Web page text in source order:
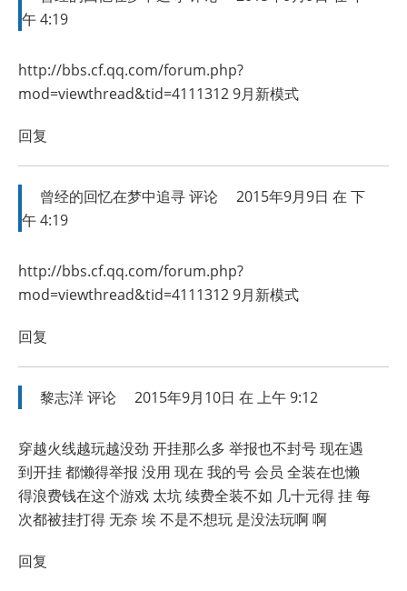
午 4:19
http://bbs.cf.qq.com/forum.php?
mod=viewthread&tid=41113129月新模式
回复
曾经的回忆在梦中追寻评论
2015年9月9日 在 下
午 4:19
http://bbs.cf.qq.com/forum.php?
mod=viewthread&tid=41113129月新模式
回复
黎志洋评论 2015年9月10日 在 上午 9:12
穿越火线越玩越没劲 开挂那么多 举报也不封号 现在遇
到开挂 都懒得举报 没用 现在 我的号 会员 全装在也懒
得浪费钱在这个游戏 太坑 续费全装不如 几十元得 挂 每
次都被挂打得 无奈 埃 不是不想玩 是没法玩啊 啊
回复